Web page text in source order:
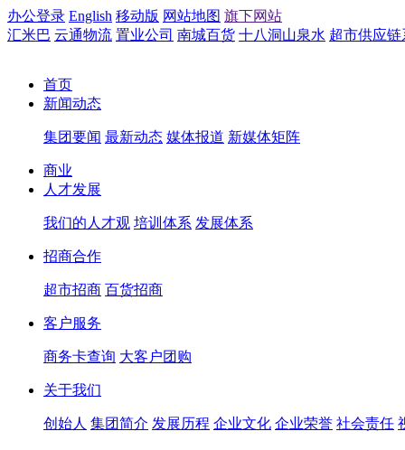
办公登录 English 移动版 网站地图 旗下网站
汇米巴 云通物流 置业公司 南城百货 十八洞山泉水 超市供应链
首页
新闻动态
集团要闻 最新动态 媒体报道 新媒体矩阵
商业
人才发展
我们的人才观 培训体系 发展体系
招商合作
超市招商 百货招商
客户服务
商务卡查询 大客户团购
关于我们
创始人 集团简介 发展历程 企业文化 企业荣誉 社会责任